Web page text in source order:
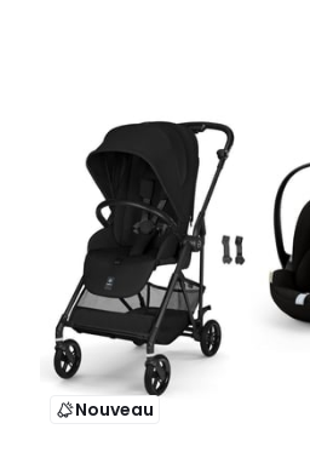
Nouveau